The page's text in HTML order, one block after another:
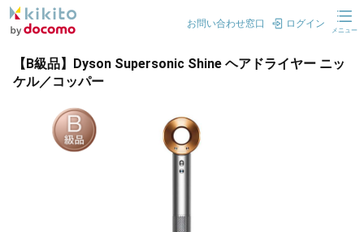
お問い合わせ窓口 ログイン
メニュー
【B級品】Dyson Supersonic Shine ヘアドライヤー ニッ
ケル／コッパー